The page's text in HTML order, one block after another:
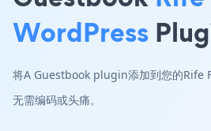
WordPress
将A Guestbook plugin添加到您的Rife
无需编码或头痛。